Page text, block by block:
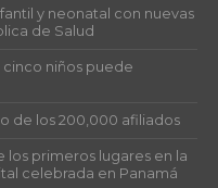
y neonatal con nuevas
de Salud
niños puede
de los 200,000 afiliados
primeros lugares en la
celebrada en Panamá